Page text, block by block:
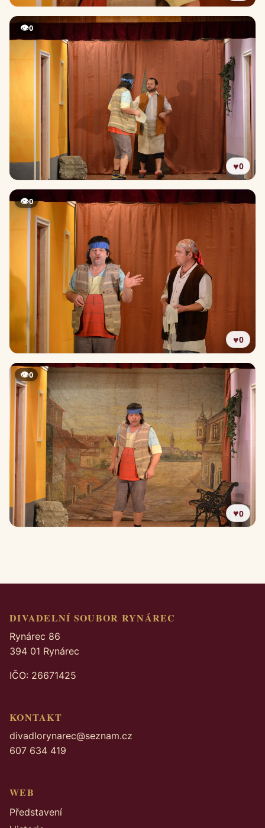
👁0
♥0
👁0
♥0
👁0
♥0
DIVADELNÍ SOUBOR RYNÁREC
Rynárec 86
394 01 Rynárec
IČO: 26671425
KONTAKT
divadlorynarec@seznam.cz
607 634 419
WEB
Představení